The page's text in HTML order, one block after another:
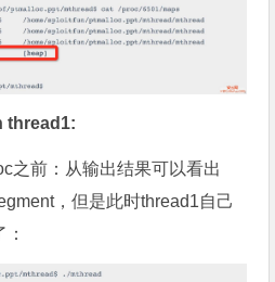
thread1:
之前：从输出结果可以看出
，但是此时thread1自己